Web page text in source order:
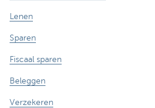
Lenen
Sparen
Fiscaal sparen
Beleggen
Verzekeren